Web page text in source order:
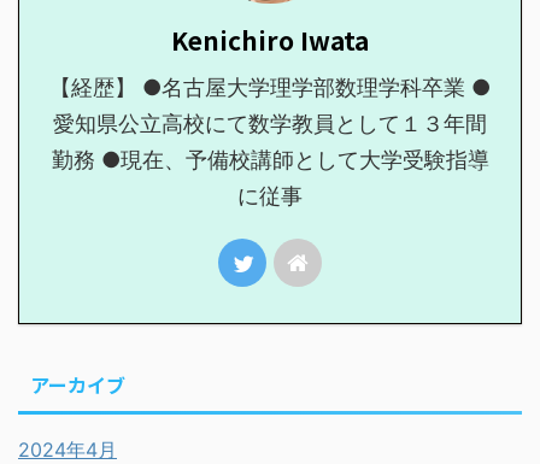
Kenichiro Iwata
【経歴】 ●名古屋大学理学部数理学科卒業 ●
愛知県公立高校にて数学教員として１３年間
勤務 ●現在、予備校講師として大学受験指導
に従事
アーカイブ
2024年4月